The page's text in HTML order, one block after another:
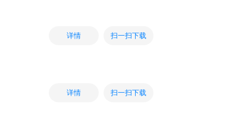
详情 扫一扫下载
详情 扫一扫下载